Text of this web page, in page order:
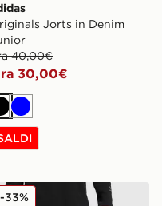
Jorts in Denim
40,00€
30,00€
Blu
Denim Firebird
& Demand Jeans
-33%